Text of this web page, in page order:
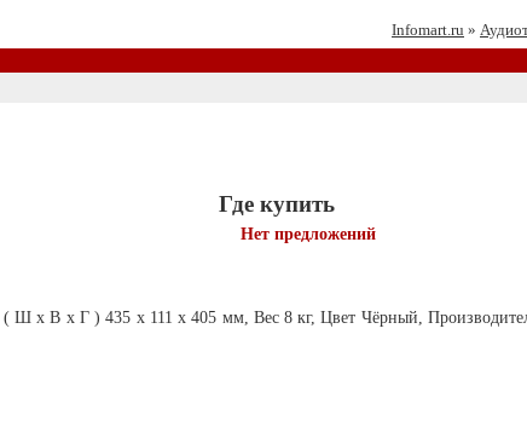
Infomart.ru »
Где купить
Нет предложений
х В х Г ) 435 х 111 х 405 мм, Вес 8 кг, Цвет Чёрный,